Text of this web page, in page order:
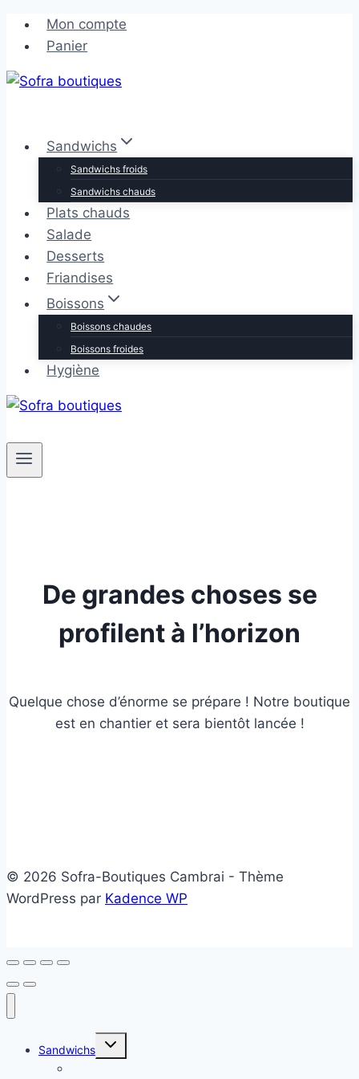
Aller
contenu
Aller
contenu
Mon compte
Panier
Sandwichs
Sandwichs froids
Sandwichs chauds
Plats chauds
Salade
Desserts
Friandises
Boissons
Boissons chaudes
Boissons froides
Hygiène
De grandes choses se
profilent à l’horizon
Quelque chose d’énorme se prépare ! Notre boutique
est en chantier et sera bientôt lancée !
© 2026 Sofra-Boutiques Cambrai - Thème
WordPress par Kadence WP
Sandwichs
Ouvrir/fermer